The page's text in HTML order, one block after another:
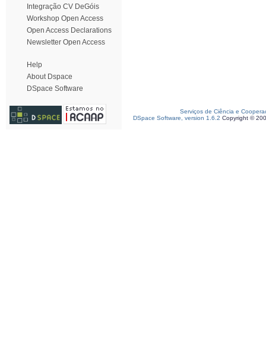
Integração CV DeGóis
Workshop Open Access
Open Access Declarations
Newsletter Open Access
Help
About Dspace
DSpace Software
Serviços de Ciência e
DSpace Software, version 1.6.2 Copyright ©